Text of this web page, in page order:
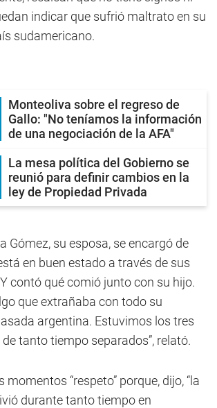
indicar que sufrió maltrato en su
sudamericano.
Monteoliva sobre el regreso de
Gallo: "No teníamos la información
de una negociación de la AFA"
La mesa política del Gobierno se
reunió para definir cambios en la
ley de Propiedad Privada
Gómez, su esposa, se encargó de
en buen estado a través de sus
contó qué comió junto con su hijo.
que extrañaba con todo su
argentina. Estuvimos los tres
tanto tiempo separados”, relató.
momentos “respeto” porque, dijo, “la
durante tanto tiempo en